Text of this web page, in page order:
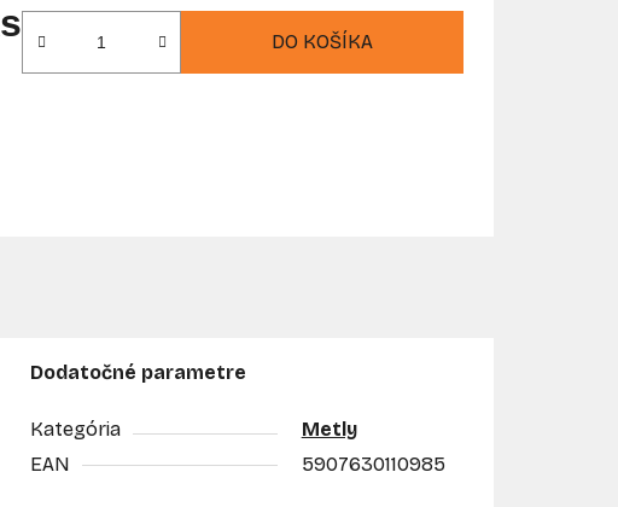
DO KOŠÍKA
Dodatočné parametre
Kategória
Metly
EAN
5907630110985